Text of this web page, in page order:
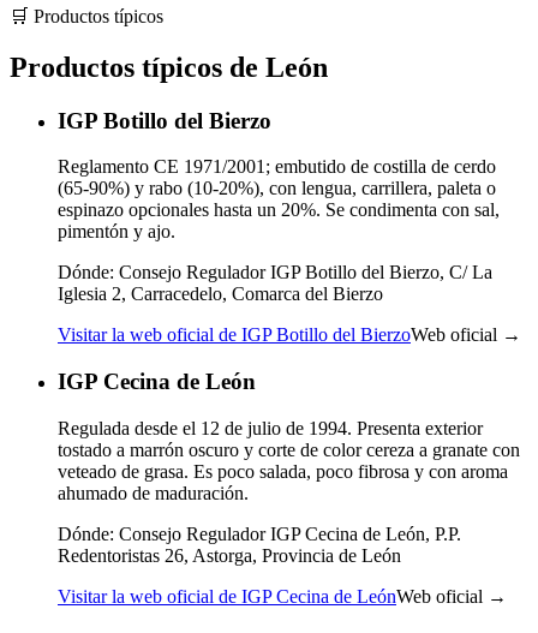
🛒 Productos típicos
Productos típicos de León
IGP Botillo del Bierzo
Reglamento CE 1971/2001; embutido de costilla de cerdo
(65-90%) y rabo (10-20%), con lengua, carrillera, paleta o
espinazo opcionales hasta un 20%. Se condimenta con sal,
pimentón y ajo.
Dónde: Consejo Regulador IGP Botillo del Bierzo, C/ La
Iglesia 2, Carracedelo, Comarca del Bierzo
Visitar la web oficial de IGP Botillo del BierzoWeb oficial →
IGP Cecina de León
Regulada desde el 12 de julio de 1994. Presenta exterior
tostado a marrón oscuro y corte de color cereza a granate con
veteado de grasa. Es poco salada, poco fibrosa y con aroma
ahumado de maduración.
Dónde: Consejo Regulador IGP Cecina de León, P.P.
Redentoristas 26, Astorga, Provincia de León
Visitar la web oficial de IGP Cecina de LeónWeb oficial →